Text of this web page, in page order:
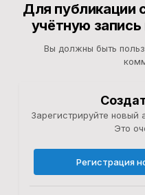
Для публикации
учётную запись
Вы должны быть
Зарегистрируйте новый
Это
Регистрация